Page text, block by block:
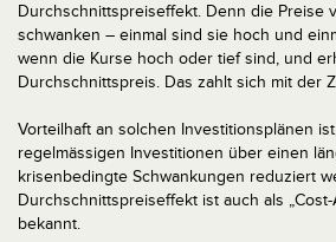
Durchschnittspreiseffekt. Denn die Preise
schwanken – einmal sind sie hoch und
wenn die Kurse hoch oder tief sind, und
Durchschnittspreis. Das zahlt sich mit der
Vorteilhaft an solchen Investitionsplänen
regelmässigen Investitionen über einen
krisenbedingte Schwankungen reduziert
Durchschnittspreiseffekt ist auch als „Cost-
bekannt.